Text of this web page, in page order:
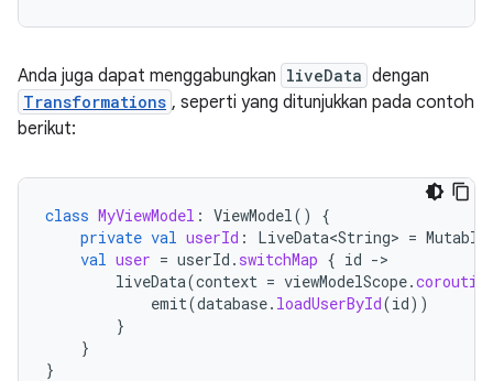
Anda juga dapat menggabungkan liveData dengan
Transformations , seperti yang ditunjukkan pada contoh
berikut:
class MyViewModel : ViewModel()
{
private val userId : LiveData<String> =
val user = userId . switchMap { id -
liveData(context = viewModelScope.
emit(database. loadUserById(id))
}
}
}